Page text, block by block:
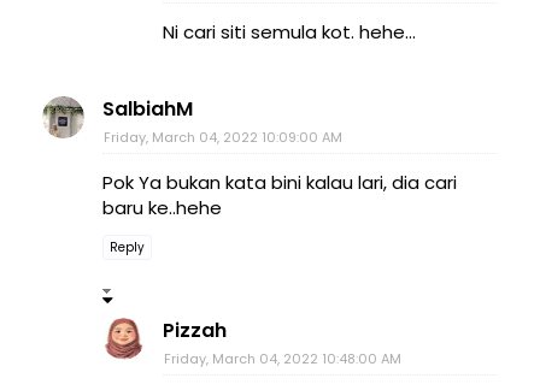
Ni cari siti semula kot. hehe...
SalbiahM
Friday, March 04, 2022 10:09:00 AM
Pok Ya bukan kata bini kalau lari, dia cari
baru ke..hehe
Reply
Pizzah
Friday, March 04, 2022 10:48:00 AM